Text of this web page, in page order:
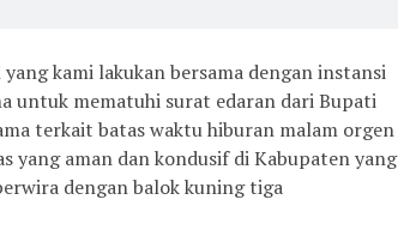
kami lakukan bersama dengan instansi
untuk mematuhi surat edaran dari Bupati
terkait batas waktu hiburan malam orgen
yang aman dan kondusif di Kabupaten yang
dengan balok kuning tiga